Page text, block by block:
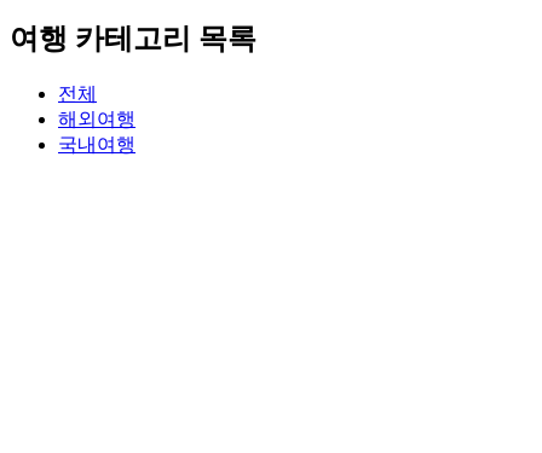
여행 카테고리 목록
전체
해외여행
국내여행